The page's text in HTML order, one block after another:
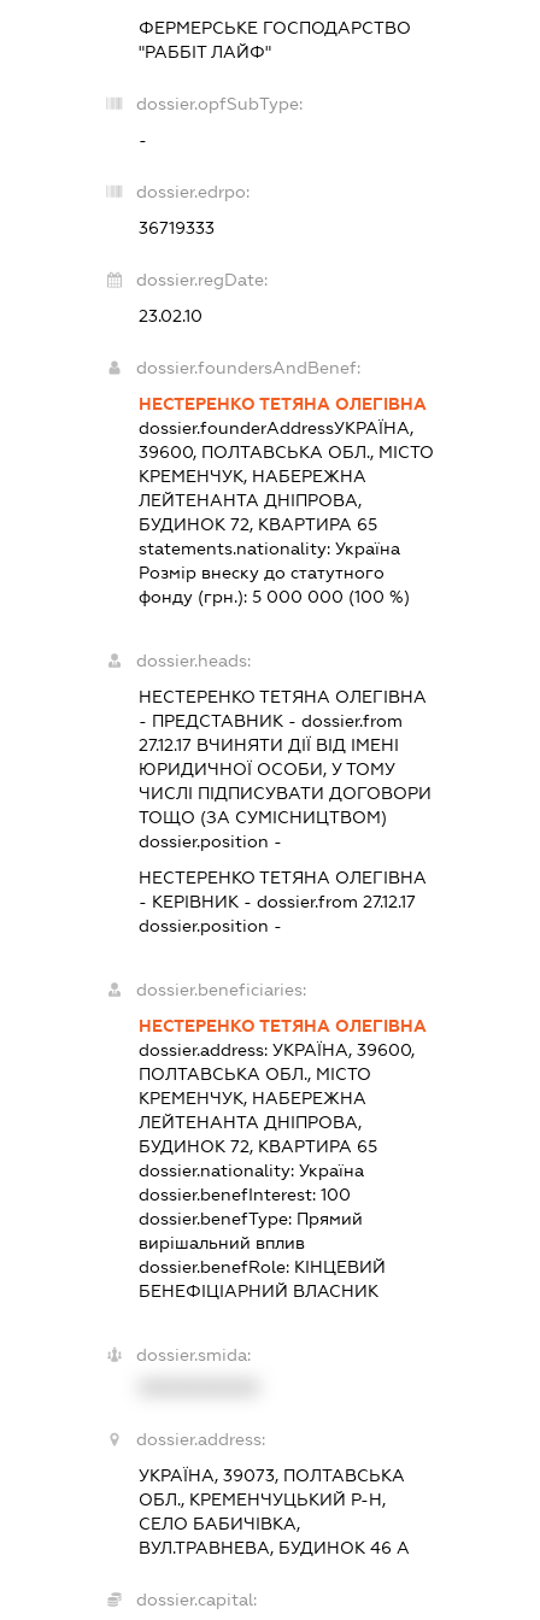
ФЕРМЕРСЬКЕ ГОСПОДАРСТВО
"РАББІТ ЛАЙФ"
dossier.opfSubType:
-
dossier.edrpo:
36719333
dossier.regDate:
23.02.10
dossier.foundersAndBenef:
НЕСТЕРЕНКО ТЕТЯНА ОЛЕГІВНА
dossier.founderAddressУКРАЇНА,
39600, ПОЛТАВСЬКА ОБЛ., МІСТО
КРЕМЕНЧУК, НАБЕРЕЖНА
ЛЕЙТЕНАНТА ДНІПРОВА,
БУДИНОК 72, КВАРТИРА 65
statements.nationality:Україна
Розмір внеску до статутного
фонду (грн.):5 000 000 (100 %)
dossier.heads:
НЕСТЕРЕНКО ТЕТЯНА ОЛЕГІВНА
- ПРЕДСТАВНИК - dossier.from
27.12.17 ВЧИНЯТИ ДІЇ ВІД ІМЕНІ
ЮРИДИЧНОЇ ОСОБИ, У ТОМУ
ЧИСЛІ ПІДПИСУВАТИ ДОГОВОРИ
ТОЩО (ЗА СУМІСНИЦТВОМ)
dossier.position -
НЕСТЕРЕНКО ТЕТЯНА ОЛЕГІВНА
- КЕРІВНИК - dossier.from 27.12.17
dossier.position -
dossier.beneficiaries:
НЕСТЕРЕНКО ТЕТЯНА ОЛЕГІВНА
dossier.address:УКРАЇНА, 39600,
ПОЛТАВСЬКА ОБЛ., МІСТО
КРЕМЕНЧУК, НАБЕРЕЖНА
ЛЕЙТЕНАНТА ДНІПРОВА,
БУДИНОК 72, КВАРТИРА 65
dossier.nationality:Україна
dossier.benefInterest:100
dossier.benefType: Прямий
вирішальний вплив
dossier.benefRole: КІНЦЕВИЙ
БЕНЕФІЦІАРНИЙ ВЛАСНИК
dossier.smida:
dossier.address:
УКРАЇНА, 39073, ПОЛТАВСЬКА
ОБЛ., КРЕМЕНЧУЦЬКИЙ Р-Н,
СЕЛО БАБИЧІВКА,
ВУЛ.ТРАВНЕВА, БУДИНОК 46 А
dossier.capital: